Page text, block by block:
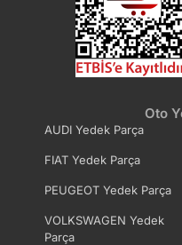
Oto
AUDI Yedek Parça
FIAT Yedek Parça
PEUGEOT Yedek Parça
VOLKSWAGEN Yedek
Parça